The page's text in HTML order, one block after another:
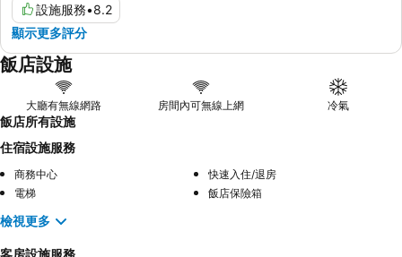
設施服務•8.2
顯示更多評分
飯店設施
大廳有無線網路 房間內可無線上網 冷氣
飯店所有設施
住宿設施服務
商務中心
快速入住/退房
電梯
飯店保險箱
檢視更多
客房設施服務